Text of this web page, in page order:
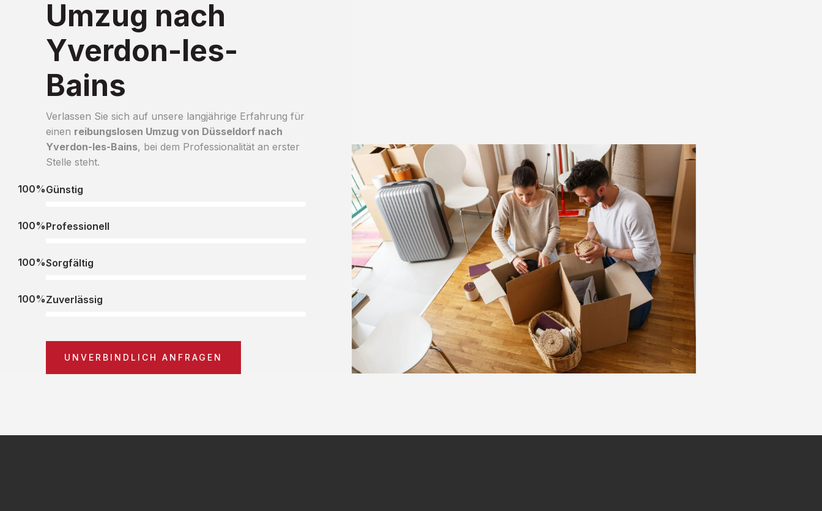
Umzug nach
Yverdon-les-
Bains
Verlassen Sie sich auf unsere langjährige Erfahrung für
einen reibungslosen Umzug von Düsseldorf nach
Yverdon-les-Bains, bei dem Professionalität an erster
Stelle steht.
Günstig
100%
Professionell
100%
Sorgfältig
100%
Zuverlässig
100%
UNVERBINDLICH ANFRAGEN